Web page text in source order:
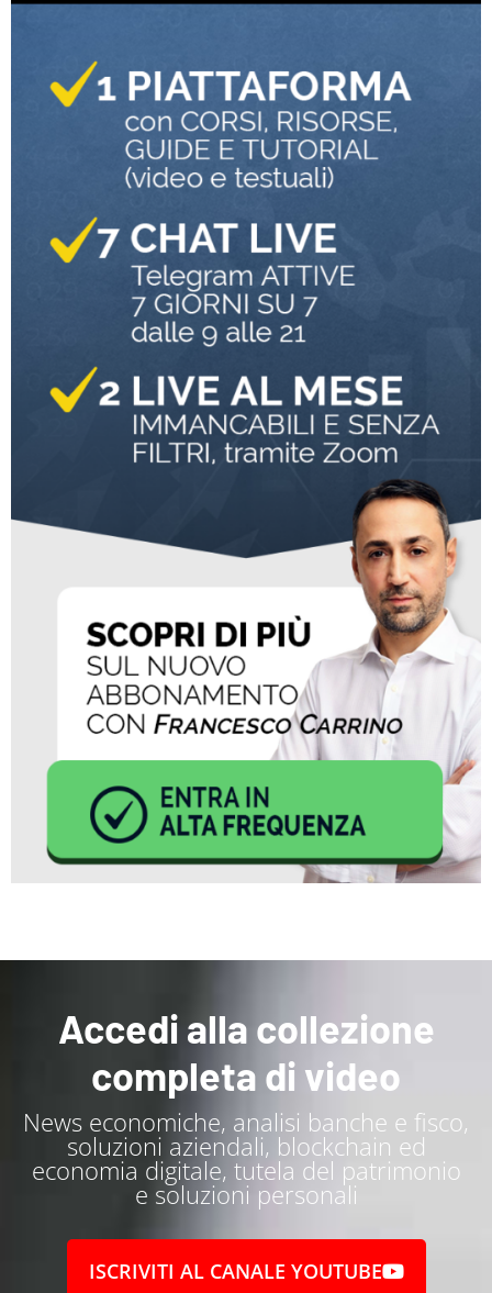
Accedi alla collezione
completa di video
News economiche, analisi banche e fisco,
soluzioni aziendali, blockchain ed
economia digitale, tutela del patrimonio
e soluzioni personali
ISCRIVITI AL CANALE YOUTUBE